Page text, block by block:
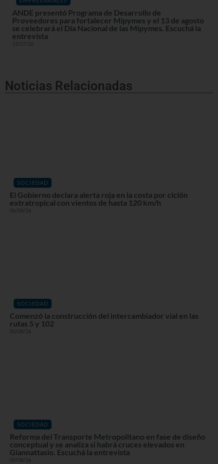
ANDE presentó Programa de Desarrollo de
Proveedores para fortalecer Mipymes y el 13 de agosto
se celebrará el Día Nacional de las Mipymes. Escuchá la
entrevista
31/07/26
Noticias Relacionadas
SOCIEDAD
El Gobierno declara alerta roja en la costa por ciclón
extratropical con vientos de hasta 120 km/h
06/08/26
SOCIEDAD
Comenzó la construcción del intercambiador vial en las
rutas 5 y 102
05/08/26
SOCIEDAD
Reforma del Transporte Metropolitano en fase de diseño
conceptual y se analiza si habrá cruces elevados en
Giannattasio. Escuchá la entrevista
05/08/26